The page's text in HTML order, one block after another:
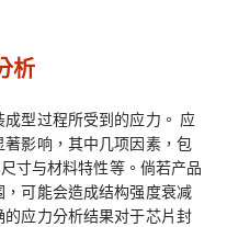
析
型过程所受到的应力。 应
影响，其中几项因素，包
寸与材料特性等。倘若产品
可能会造成结构强度衰减
应力分析结果对于芯片封